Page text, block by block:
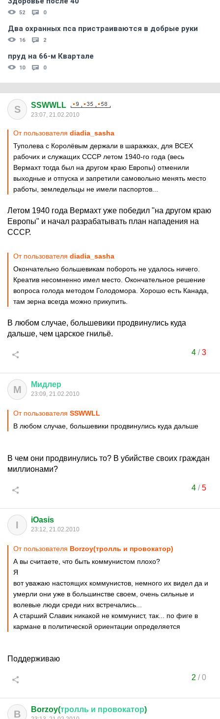
52 0
Два охранных пса пристраиваются в добрые руки
16 2
пруд на 66-м Квартале
10 0
S SSWWLL
23:07, 21.02.2010
От пользователя diadia_sasha
Туполева с Королёвым держали в шаражках, для ВСЕХ
рабочих и служащих СССР летом 1940-го года (весь
Вермахт тогда был на другом краю Европы) отменили
выходные и отпуска и запретили самовольно менять место
работы, земледельцы не имели паспортов...
Летом 1940 года Вермахт уже победил "на другом краю
Европы" и начал разрабатывать план нападения на
СССР.
От пользователя diadia_sasha
Окончательно большевикам побороть не удалось ничего.
Креатив несомненно имел место. Окончательное решение
вопроса голода методом Голодомора. Хорошо есть Канада,
там зерна всегда можно прикупить.
В любом случае, большевики продвинулись куда
дальше, чем царское гнильё.
4/3
М Мидлер
23:09, 21.02.2010
От пользователя SSWWLL
В любом случае, большевики продвинулись куда дальше
В чем они продвинулись то? В убийстве своих граждан
миллионами?
4/5
I iOasis
23:12, 21.02.2010
От пользователя Borzoy(тролль и провокатор)
А вы считаете, что быть коммунистом плохо?
Я
вот уважаю настоящих коммунистов, немного их видел да и
умерли они уже в большинстве своем, очень сильные и
волевые люди среди них встречались...
А старший Славик никакой не коммунист, так... по фиге в
кармане в политической ориентации определяется
Поддерживаю
2 /0
B Borzoy(тролль и провокатор)